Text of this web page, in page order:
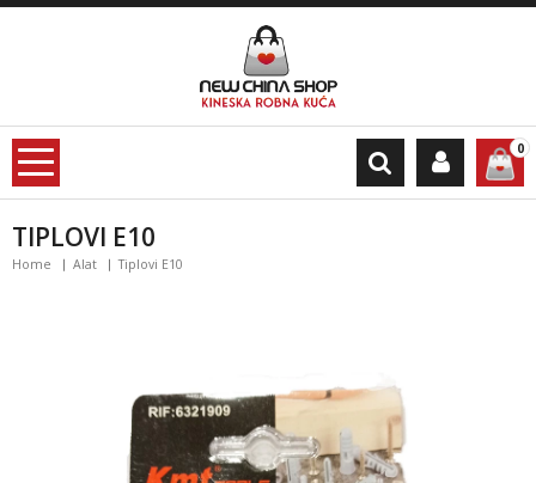
0
TIPLOVI E10
Home Alat Tiplovi E10